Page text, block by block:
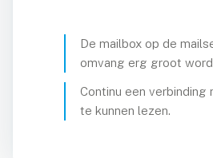
De mailbox op de
omvang erg groot
Continu een verbinding
te kunnen lezen.